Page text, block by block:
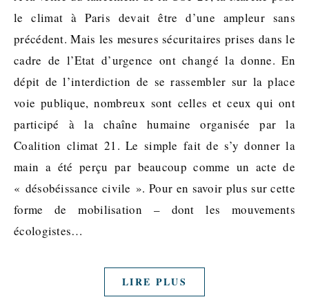
le climat à Paris devait être d’une ampleur sans
précédent. Mais les mesures sécuritaires prises dans le
cadre de l’Etat d’urgence ont changé la donne. En
dépit de l’interdiction de se rassembler sur la place
voie publique, nombreux sont celles et ceux qui ont
participé à la chaîne humaine organisée par la
Coalition climat 21. Le simple fait de s’y donner la
main a été perçu par beaucoup comme un acte de
« désobéissance civile ». Pour en savoir plus sur cette
forme de mobilisation – dont les mouvements
écologistes…
LIRE PLUS